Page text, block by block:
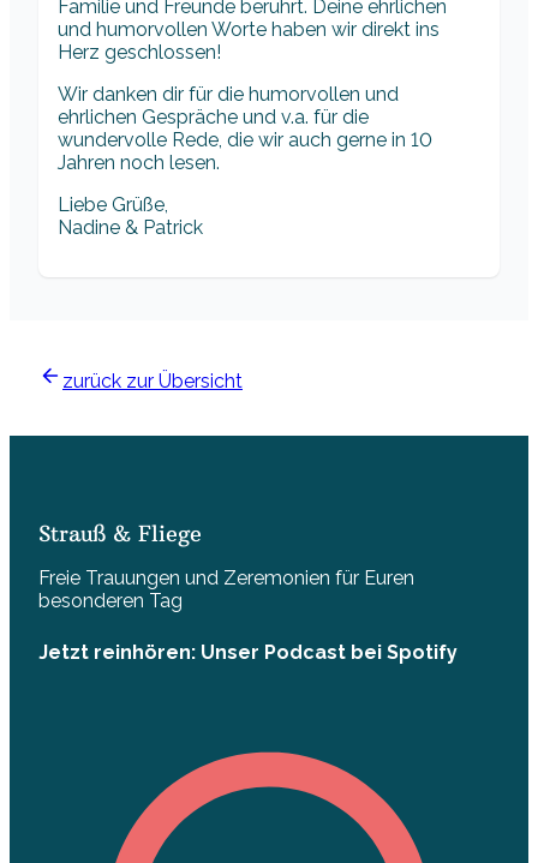
Familie und Freunde berührt. Deine ehrlichen
und humorvollen Worte haben wir direkt ins
Herz geschlossen!
Wir danken dir für die humorvollen und
ehrlichen Gespräche und v.a. für die
wundervolle Rede, die wir auch gerne in 10
Jahren noch lesen.
Liebe Grüße,
Nadine & Patrick
zurück zur Übersicht
Strauß & Fliege
Freie Trauungen und Zeremonien für Euren
besonderen Tag
Jetzt reinhören: Unser Podcast bei Spotify